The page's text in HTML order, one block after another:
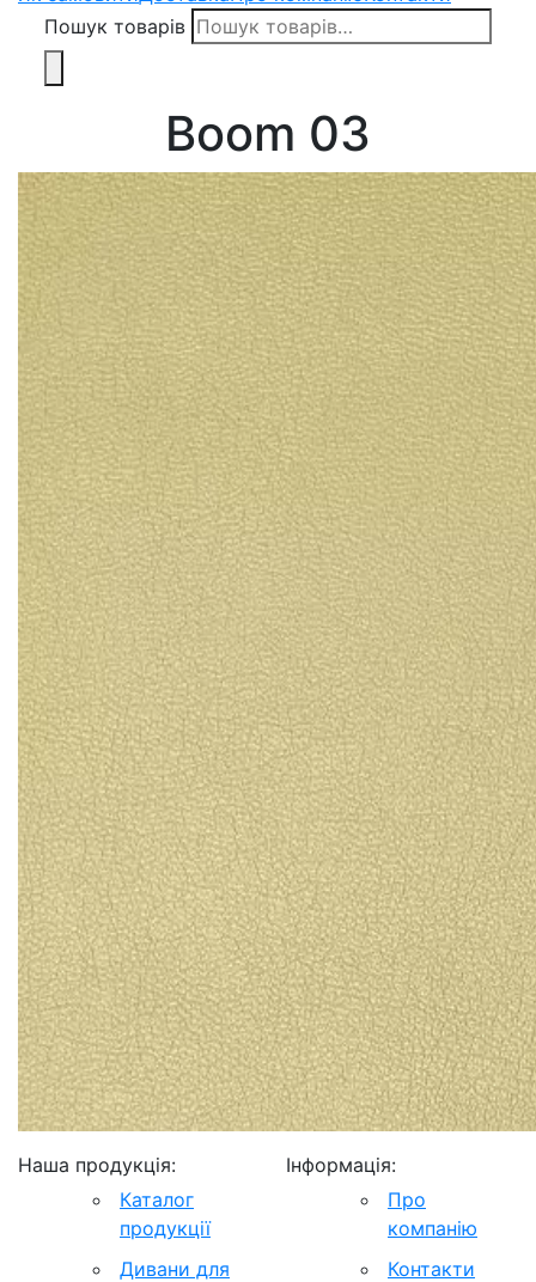
Пошук товарів
Boom 03
Наша продукція:
Каталог
продукції
Дивани для
Інформація:
Про
компанію
Контакти